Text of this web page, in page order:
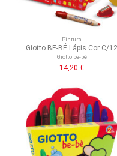
Pintura
Giotto BE-BÉ Lápis Cor C/12
Giotto be-bè
14,20 €